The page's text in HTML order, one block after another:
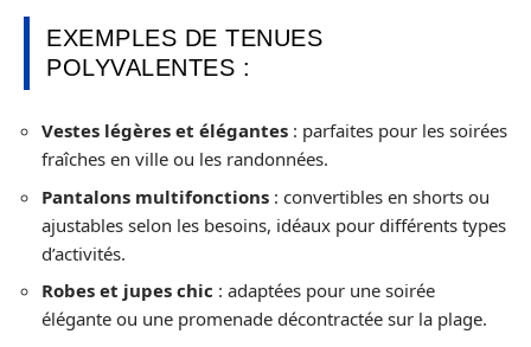
EXEMPLES DE TENUES
POLYVALENTES :
Vestes légères et élégantes : parfaites pour les soirées
fraîches en ville ou les randonnées.
Pantalons multifonctions : convertibles en shorts ou
ajustables selon les besoins, idéaux pour différents types
d’activités.
Robes et jupes chic : adaptées pour une soirée
élégante ou une promenade décontractée sur la plage.